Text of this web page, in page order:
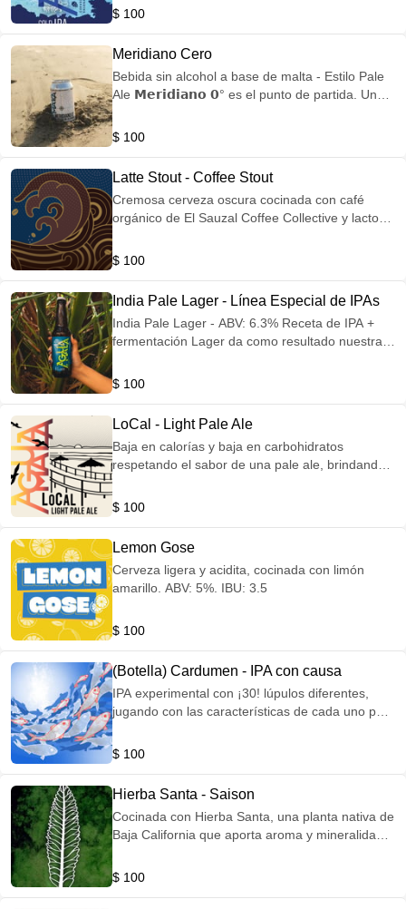
$ 100
Meridiano Cero
Bebida sin alcohol a base de malta - Estilo Pale
Ale 𝗠𝗲𝗿𝗶𝗱𝗶𝗮𝗻𝗼 𝟬° es el punto de partida. Una
que quieren más, pero no lo mismo 🌊
$ 100
Latte Stout - Coffee Stout
Cremosa cerveza oscura cocinada con café
orgánico de El Sauzal Coffee Collective y lactosa
IBU: 20
$ 100
India Pale Lager - Línea Especial de IPAs
India Pale Lager - ABV: 6.3% Receta de IPA +
fermentación Lager da como resultado nuestra
Combinando lo mejor de estos dos estilos, esta
$ 100
LoCal - Light Pale Ale
Baja en calorías y baja en carbohidratos
respetando el sabor de una pale ale, brindando
$ 100
Lemon Gose
Cerveza ligera y acidita, cocinada con limón
amarillo. ABV: 5%. IBU: 3.5
$ 100
(Botella) Cardumen - IPA con causa
IPA experimental con ¡30! lúpulos diferentes,
jugando con las características de cada uno para
Comprometidos con nuestra pasión por los
para apoyar el proyecto Manta Pacific MX,
organización dedicada a la investigación y
conservación de la Manta Gigante oceánica |
$ 100
Hierba Santa - Saison
Cocinada con Hierba Santa, una planta nativa de
Baja California que aporta aroma y mineralidad.
nos da destellos cítricos y florales, un aroma y
$ 100